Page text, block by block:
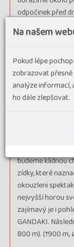
odpočinek před
popřípadě se
průsmyků světa,
Dnes (6-7h, ↑1
KHOLA až do
PHEDI
téměř 400 m
: jedním
budeme klidnou
zídky, které
okouzleni
nejvyšší horou
zajímavý je i
GANDAKI.
800 m). (↑900 m,
Na našem
Pokud lépe
zobrazovat
analýze informací,
ho dále zlepšovat.